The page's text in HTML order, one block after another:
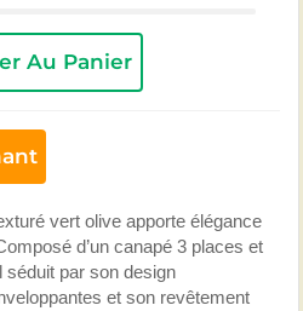
Au Panier
vert olive apporte élégance
d’un canapé 3 places et
par son design
et son revêtement